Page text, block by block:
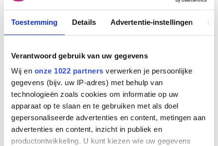
Toestemming Details Advertentie-instellingen
Verantwoord gebruik van uw gegevens
Wij en onze 1022 partners verwerken je persoonlijke
gegevens (bijv. uw IP-adres) met behulp van
technologieën zoals cookies om informatie op uw
apparaat op te slaan en te gebruiken met als doel
gepersonaliseerde advertenties en content, metingen aan
advertenties en content, inzicht in publiek en
productontwikkeling. U kunt kiezen wie uw gegevens